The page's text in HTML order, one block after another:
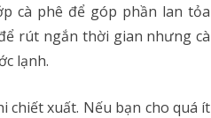
cà phê để góp phần lan tỏa
rút ngắn thời gian nhưng cà
lạnh.
chiết xuất. Nếu bạn cho quá ít